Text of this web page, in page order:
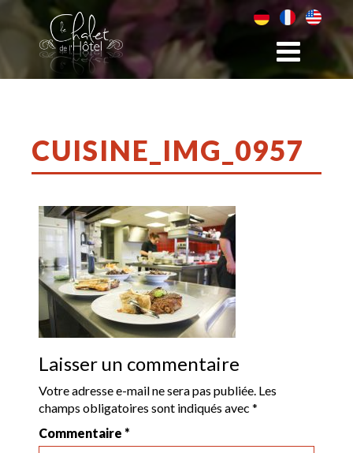
CUISINE_IMG_0957
Laisser un commentaire
Votre adresse e-mail ne sera pas publiée. Les
champs obligatoires sont indiqués avec*
Commentaire*